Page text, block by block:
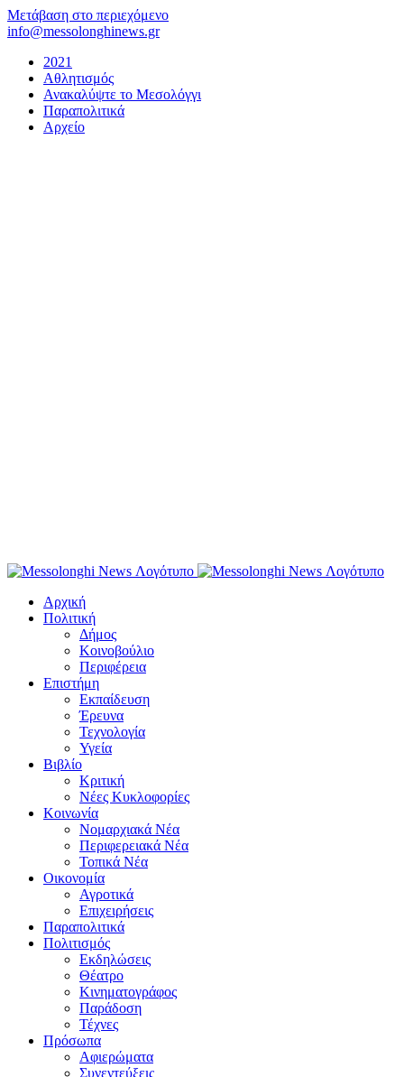
Μετάβαση στο περιεχόμενο
info@messolonghinews.gr
2021
Αθλητισμός
Ανακαλύψτε το Μεσολόγγι
Παραπολιτικά
Αρχείο
Αρχική
Πολιτική
Δήμος
Κοινοβούλιο
Περιφέρεια
Επιστήμη
Εκπαίδευση
Έρευνα
Τεχνολογία
Υγεία
Βιβλίο
Κριτική
Νέες Κυκλοφορίες
Κοινωνία
Νομαρχιακά Νέα
Περιφερειακά Νέα
Τοπικά Νέα
Οικονομία
Αγροτικά
Επιχειρήσεις
Παραπολιτικά
Πολιτισμός
Εκδηλώσεις
Θέατρο
Κινηματογράφος
Παράδοση
Τέχνες
Πρόσωπα
Αφιερώματα
Συνεντεύξεις